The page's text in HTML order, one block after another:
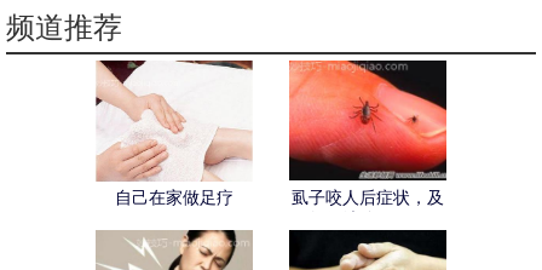
频道推荐
自己在家做足疗
虱子咬人后症状，及